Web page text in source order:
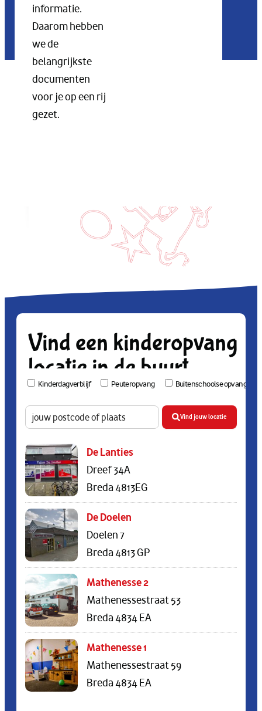
informatie.
Daarom hebben
we de
belangrijkste
documenten
voor je op een rij
gezet.
Vind een kinderopvang
locatie in de buurt
Kinderdagverblijf Peuteropvang Buitenschoolse opvang
Vind jouw locatie
De Lanties
Dreef 34A
Breda 4813EG
De Doelen
Doelen 7
Breda 4813 GP
Mathenesse 2
Mathenessestraat 53
Breda 4834 EA
Mathenesse 1
Mathenessestraat 59
Breda 4834 EA